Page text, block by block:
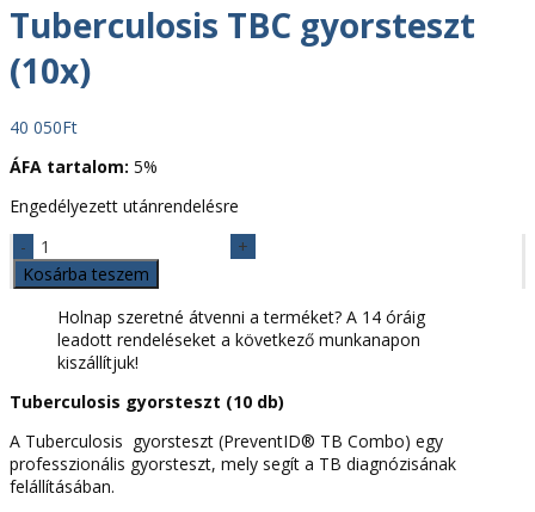
Tuberculosis TBC gyorsteszt
(10x)
40 050Ft
ÁFA tartalom: 5%
Engedélyezett utánrendelésre
Tuberculosis
TBC
gyorsteszt
(10x)
mennyiség
Kosárba teszem
Holnap szeretné átvenni a terméket? A 14 óráig
leadott rendeléseket a következő munkanapon
kiszállítjuk!
Tuberculosis gyorsteszt (10 db)
A Tuberculosis gyorsteszt (PreventID® TB Combo) egy
professzionális gyorsteszt, mely segít a TB diagnózisának
felállításában.